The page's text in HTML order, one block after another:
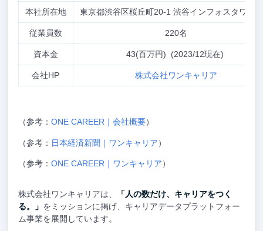
本社所在地 東京都渋谷区桜丘町20-1 渋谷インフォスタワー
従業員数 220名
資本金 43(百万円) (2023/12現在)
会社HP 株式会社ワンキャリア
（参考： ONE CAREER｜会社概要）
（参考： 日本経済新聞｜ワンキャリア）
（参考： ONE CAREER｜ワンキャリア）
株式会社ワンキャリアは、
「人の数だけ、キャリアをつく
る。」 をミッションに掲げ、キャリアデータプラットフォー
ム事業を展開しています。